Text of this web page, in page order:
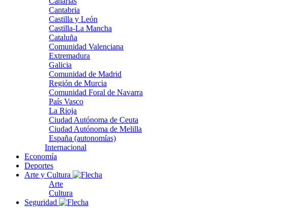
Cantabria
Castilla y León
Castilla-La Mancha
Cataluña
Comunidad Valenciana
Extremadura
Galicia
Comunidad de Madrid
Región de Murcia
Comunidad Foral de Navarra
País Vasco
La Rioja
Ciudad Autónoma de Ceuta
Ciudad Autónoma de Melilla
España (autonomías)
Internacional
Economía
Deportes
Arte y Cultura
Arte
Cultura
Seguridad